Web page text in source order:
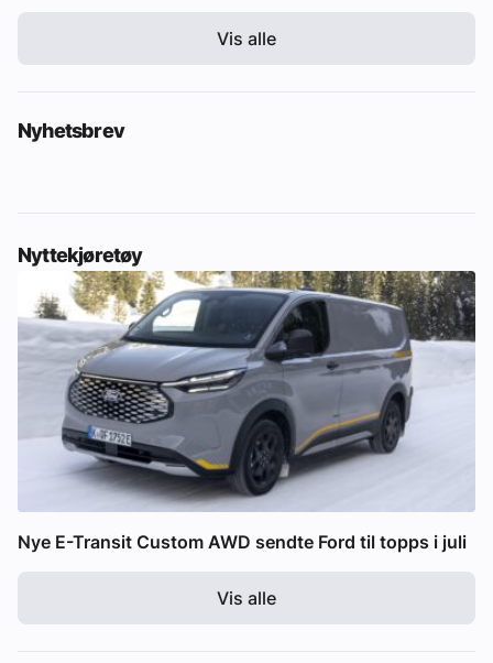
Vis alle
Nyhetsbrev
Nyttekjøretøy
Nye E-Transit Custom AWD sendte Ford til topps i juli
Vis alle